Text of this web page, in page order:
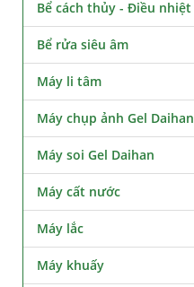
Bể cách thủy - Điều nhiệt
Bể rửa siêu âm
Máy li tâm
Máy chụp ảnh Gel Daihan
Máy soi Gel Daihan
Máy cất nước
Máy lắc
Máy khuấy